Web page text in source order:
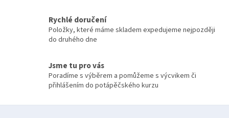
v
u
Rychlé doručení
Položky, které máme skladem expedujeme nejpozději
do druhého dne
Jsme tu pro vás
Poradíme s výběrem a pomůžeme s výcvikem či
přihlášením do potápěčského kurzu